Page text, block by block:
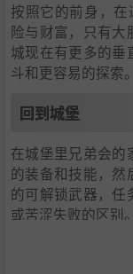
按照它的前身，
险与财富，只有大
城现在有更多的垂
斗和更容易的探索。
回到城堡
在城堡里兄弟会的
的装备和技能，然
的可解锁武器，任
或苦涩失败的区别。